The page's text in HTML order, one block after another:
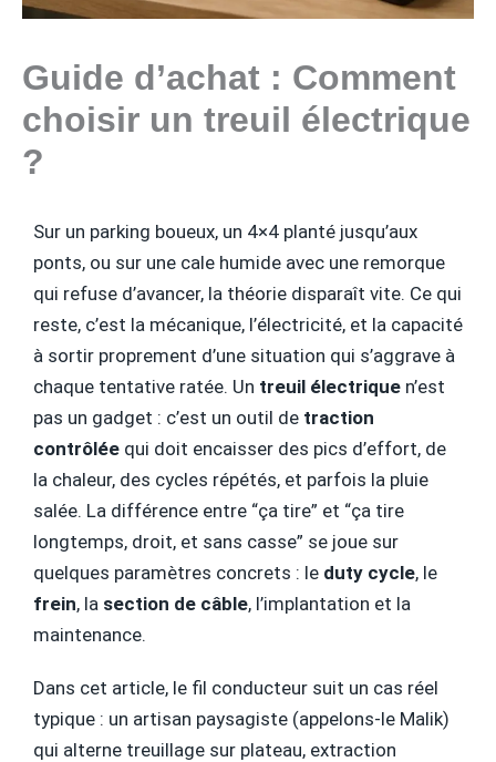
Guide d’achat : Comment
choisir un treuil électrique
?
Sur un parking boueux, un 4×4 planté jusqu’aux
ponts, ou sur une cale humide avec une remorque
qui refuse d’avancer, la théorie disparaît vite. Ce qui
reste, c’est la mécanique, l’électricité, et la capacité
à sortir proprement d’une situation qui s’aggrave à
chaque tentative ratée. Un treuil électrique n’est
pas un gadget : c’est un outil de traction
contrôlée qui doit encaisser des pics d’effort, de
la chaleur, des cycles répétés, et parfois la pluie
salée. La différence entre “ça tire” et “ça tire
longtemps, droit, et sans casse” se joue sur
quelques paramètres concrets : le duty cycle, le
frein, la section de câble, l’implantation et la
maintenance.
Dans cet article, le fil conducteur suit un cas réel
typique : un artisan paysagiste (appelons-le Malik)
qui alterne treuillage sur plateau, extraction